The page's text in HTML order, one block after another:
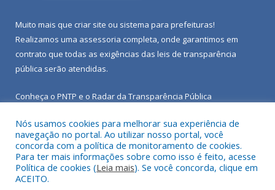
Muito mais que criar site ou sistema para prefeituras!
Realizamos uma assessoria completa, onde garantimos em
contrato que todas as exigências das leis de transparência
pública serão atendidas.
Conheça o PNTP e o Radar da Transparência Pública
Todos os direitos reservados a Câmara Municipal de Porto de
Moz.
Nós usamos cookies para melhorar sua experiência de
navegação no portal. Ao utilizar nosso portal, você
concorda com a política de monitoramento de cookies.
Para ter mais informações sobre como isso é feito, acesse
Política de cookies (Leia mais). Se você concorda, clique em
ACEITO.